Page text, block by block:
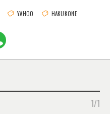
YAHOO HAKUKONE
1/1